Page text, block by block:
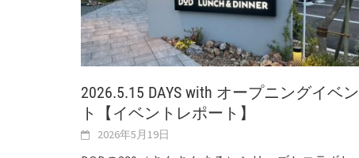
2026.5.15 DAYS with オープニングイベン
ト【イベントレポート】
2026年5月19日